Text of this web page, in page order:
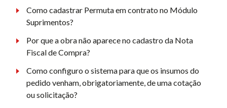
Como cadastrar Permuta em contrato no Módulo
Suprimentos?
Por que a obra não aparece no cadastro da Nota
Fiscal de Compra?
Como configuro o sistema para que os insumos do
pedido venham, obrigatoriamente, de uma cotação
ou solicitação?